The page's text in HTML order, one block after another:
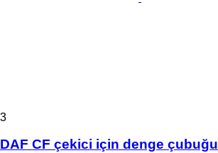
3
DAF CF çekici için denge çubuğu